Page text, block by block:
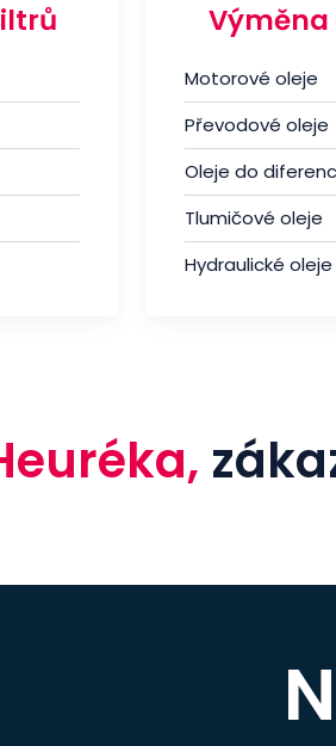
Výměna
Motorové oleje
Převodové oleje
Oleje do
Tlumičové oleje
Hydraulické oleje